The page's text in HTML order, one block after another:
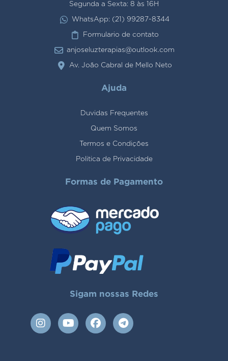
Segunda a Sexta: 8 às 16H
WhatsApp: (21) 99287-8344
Formulario de contato
anjoseluzterapias@outlook.com
Av. João Cabral de Mello Neto
Ajuda
Duvidas Frequentes
Quem Somos
Termos e Condições
Politica de Privacidade
Formas de Pagamento
Sigam nossas Redes
I
n
Y
o
F
a
T
e